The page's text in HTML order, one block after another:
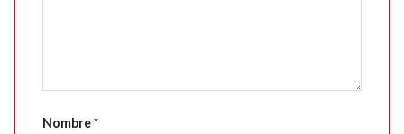
Nombre*